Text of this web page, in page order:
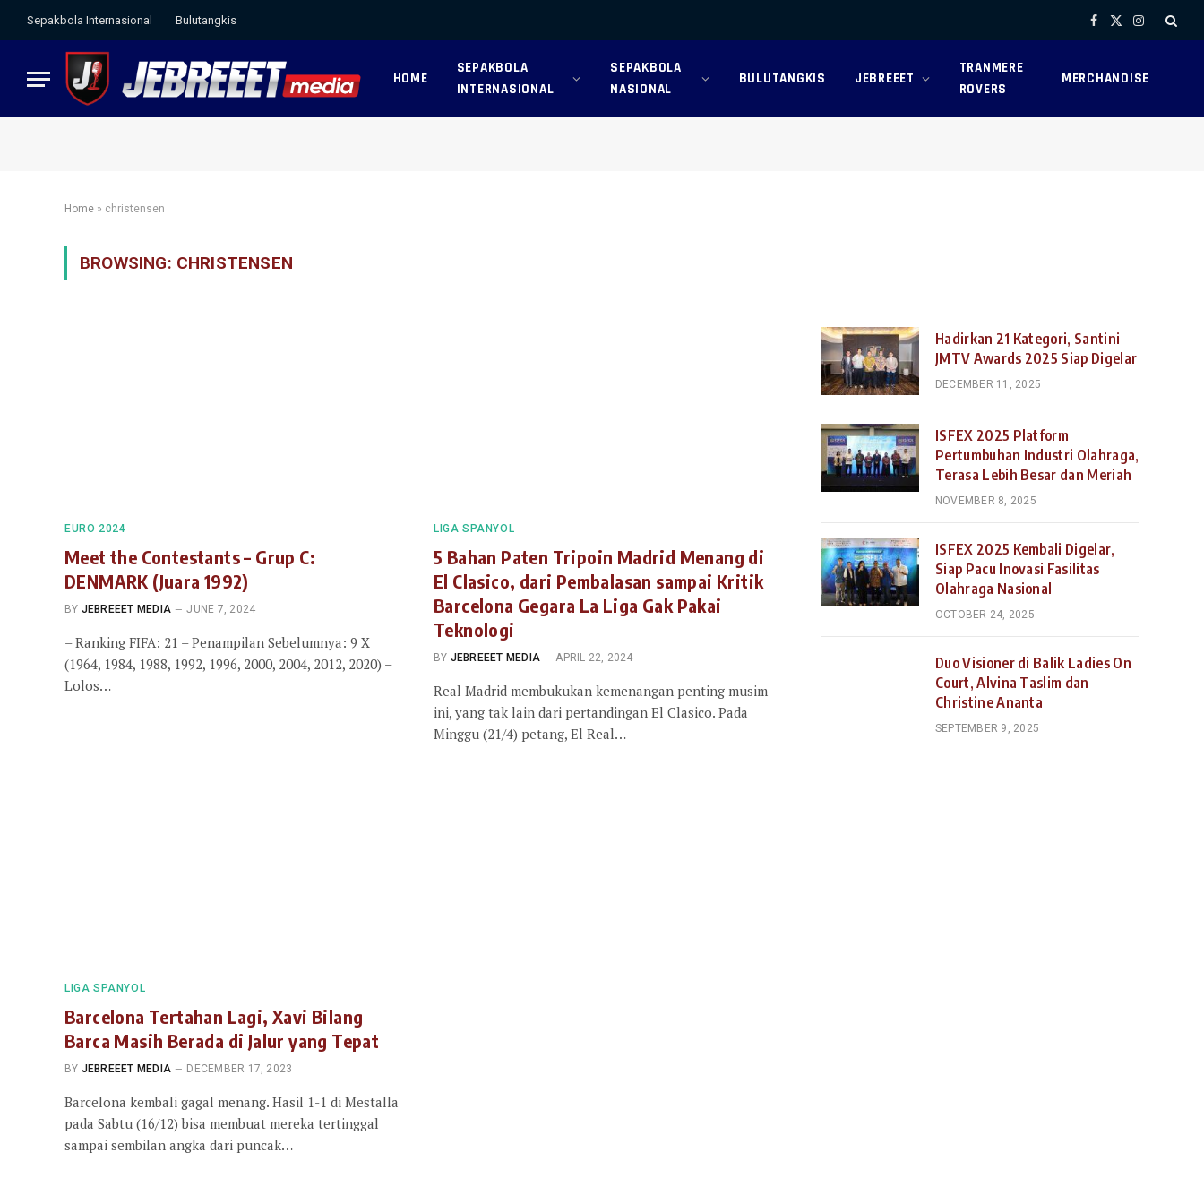
Sepakbola Internasional Bulutangkis Facebook
X
Instagram
HOME
SEPAKBOLA
INTERNASIONAL
SEPAKBOLA
NASIONAL
BULUTANGKIS JEBREEET
TRANMERE
ROVERS
MERCHANDISE
Home » christensen
BROWSING: CHRISTENSEN
EURO 2024
Meet the Contestants – Grup C:
DENMARK (Juara 1992)
BY JEBREEET MEDIA JUNE 7, 2024
– Ranking FIFA: 21 – Penampilan Sebelumnya: 9 X
(1964, 1984, 1988, 1992, 1996, 2000, 2004, 2012, 2020) –
Lolos…
LIGA SPANYOL
5 Bahan Paten Tripoin Madrid Menang di
El Clasico, dari Pembalasan sampai Kritik
Barcelona Gegara La Liga Gak Pakai
Teknologi
BY JEBREEET MEDIA APRIL 22, 2024
Real Madrid membukukan kemenangan penting musim
ini, yang tak lain dari pertandingan El Clasico. Pada
Minggu (21/4) petang, El Real…
LIGA SPANYOL
Barcelona Tertahan Lagi, Xavi Bilang
Barca Masih Berada di Jalur yang Tepat
BY JEBREEET MEDIA DECEMBER 17, 2023
Barcelona kembali gagal menang. Hasil 1-1 di Mestalla
pada Sabtu (16/12) bisa membuat mereka tertinggal
sampai sembilan angka dari puncak…
Hadirkan 21 Kategori, Santini
JMTV Awards 2025 Siap Digelar
DECEMBER 11, 2025
ISFEX 2025 Platform
Pertumbuhan Industri Olahraga,
Terasa Lebih Besar dan Meriah
NOVEMBER 8, 2025
ISFEX 2025 Kembali Digelar,
Siap Pacu Inovasi Fasilitas
Olahraga Nasional
OCTOBER 24, 2025
Duo Visioner di Balik Ladies On
Court, Alvina Taslim dan
Christine Ananta
SEPTEMBER 9, 2025